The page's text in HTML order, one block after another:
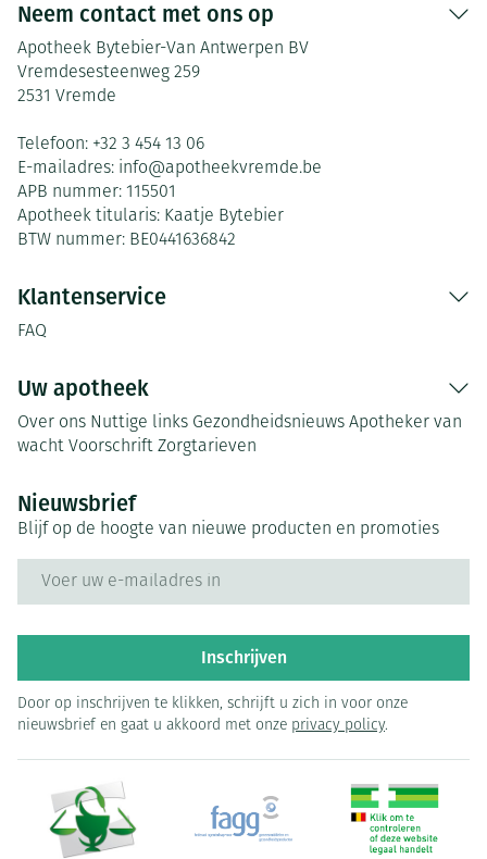
Neem contact met ons op
Apotheek Bytebier-Van Antwerpen BV
Vremdesesteenweg 259
2531 Vremde
Telefoon: +32 3 454 13 06
E-mailadres: info@apotheekvremde.be
APB nummer: 115501
Apotheek titularis: Kaatje Bytebier
BTW nummer: BE0441636842
Klantenservice
FAQ
Uw apotheek
Over ons Nuttige links Gezondheidsnieuws Apotheker van
wacht Voorschrift Zorgtarieven
Nieuwsbrief
Blijf op de hoogte van nieuwe producten en promoties
Inschrijven
Door op inschrijven te klikken, schrijft u zich in voor onze
nieuwsbrief en gaat u akkoord met onze privacy policy.